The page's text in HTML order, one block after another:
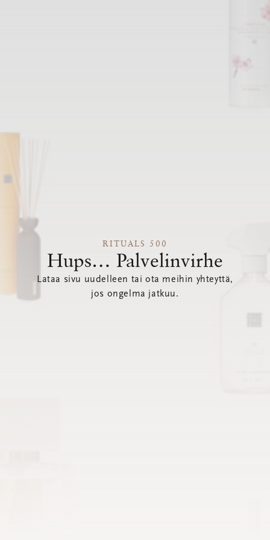
RITUALS 500
Hups… Palvelinvirhe
Lataa sivu uudelleen tai ota meihin yhteyttä,
jos ongelma jatkuu.